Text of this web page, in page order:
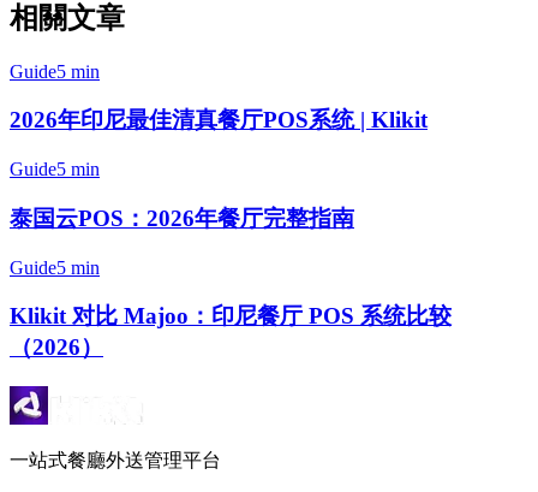
相關文章
Guide5 min
2026年印尼最佳清真餐厅POS系统 | Klikit
Guide5 min
泰国云POS：2026年餐厅完整指南
Guide5 min
Klikit 对比 Majoo：印尼餐厅 POS 系统比较
（2026）
一站式餐廳外送管理平台